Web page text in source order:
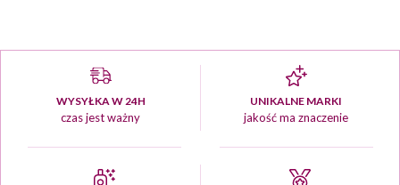
WYSYŁKA W 24H
czas jest ważny
UNIKALNE MARKI
jakość ma znaczenie